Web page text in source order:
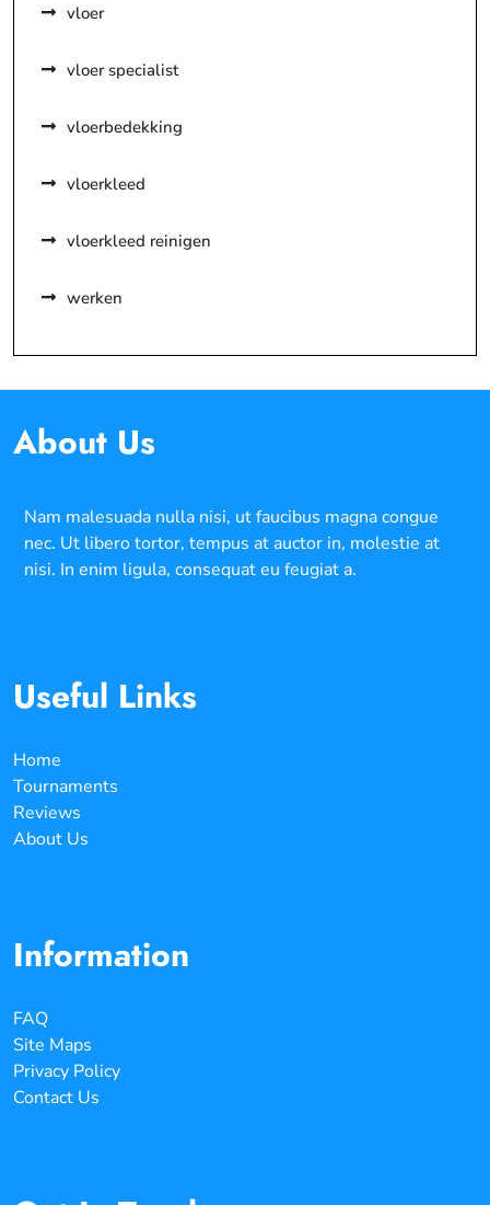
vloer
vloer specialist
vloerbedekking
vloerkleed
vloerkleed reinigen
werken
About Us
Nam malesuada nulla nisi, ut faucibus magna congue
nec. Ut libero tortor, tempus at auctor in, molestie at
nisi. In enim ligula, consequat eu feugiat a.
Useful Links
Home
Tournaments
Reviews
About Us
Information
FAQ
Site Maps
Privacy Policy
Contact Us